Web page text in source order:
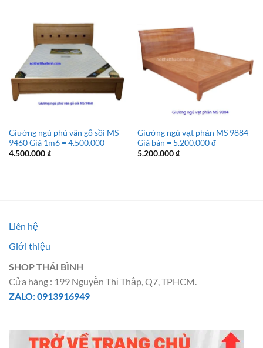
Giường ngủ phủ vân gỗ sồi MS
9460 Giá 1m6 = 4.500.000
4.500.000₫
Giường ngủ vạt phản MS 9884
Giá bán = 5.200.000 đ
5.200.000₫
Liên hệ
Giới thiệu
SHOP THÁI BÌNH
Cửa hàng : 199 Nguyễn Thị Thập, Q7, TPHCM.
ZALO: 0913916949